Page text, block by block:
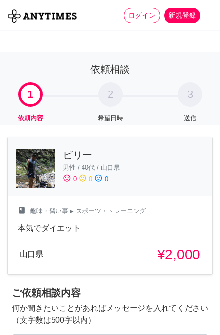
ログイン 新規登録
全て 家事 more_horiz
依頼相談
1
依頼内容
2
希望日時
3
送信
ビリー
男性 / 40代 / 山口県
sentiment_satisfied 0 sentiment_neutral 0 sentiment_dissatisfied 0
class 趣味・習い事 ▸ スポーツ・トレーニング
本気でダイエット
山口県 ¥2,000
ご依頼相談内容
何か聞きたいことがあればメッセージを入れてください
（文字数は500字以内）